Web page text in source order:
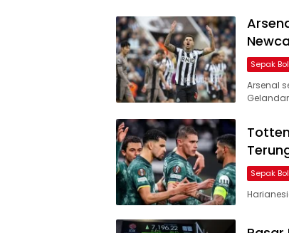
Sepak
Arsenal
Sepak